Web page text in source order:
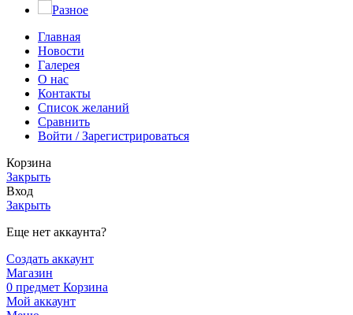
Разное
Главная
Новости
Галерея
О нас
Контакты
Список желаний
Сравнить
Войти / Зарегистрироваться
Корзина
Закрыть
Вход
Закрыть
Еще нет аккаунта?
Создать аккаунт
Магазин
0 предмет Корзина
Мой аккаунт